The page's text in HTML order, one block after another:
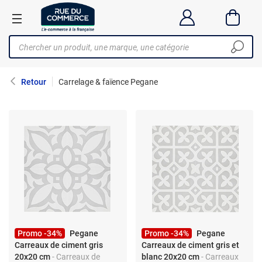
Retour Carrelage & faïence Pegane
Promo -34%
Pegane
Carreaux de ciment gris
20x20 cm- Carreaux de
Promo -34%
Pegane
Carreaux de ciment gris et
blanc 20x20 cm - Carreaux